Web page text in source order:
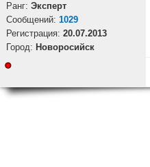
Ранг: Эксперт
Cообщений: 1029
Регистрация: 20.07.2013
Город: Новоросийск